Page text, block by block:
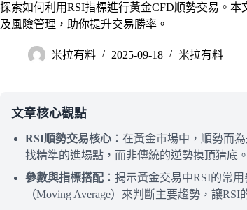
探索如何利用RSI指標進行黃金CFD順勢交易。
及風險管理，助你提升交易勝率。
米拉有料 2025-09-18 米拉有料
文章核心觀點
RSI順勢交易核心 ：在黃金市場中，順勢而
找精準的進場點，而非傳統的逆勢摸頂猜底。
參數與指標搭配 ：揭示黃金交易中RSI的常
（Moving Average）來判斷主要趨勢，讓RSI